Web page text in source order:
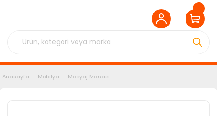
Anasayfa Mobilya Makyaj Masası